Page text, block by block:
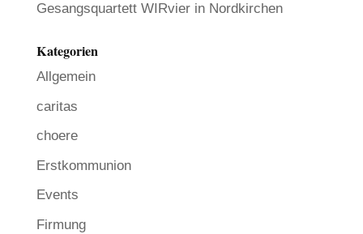
Gesangsquartett WIRvier in Nordkirchen
Kategorien
Allgemein
caritas
choere
Erstkommunion
Events
Firmung